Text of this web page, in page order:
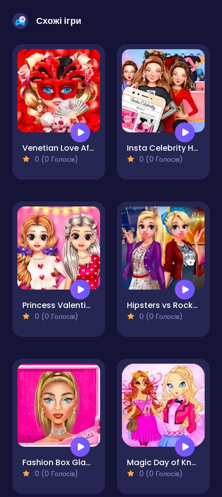
Схожі ігри
Venetian Love Affair
0 (0 Голосів)
Insta Celebrity Hashtag Goals
0 (0 Голосів)
Princess Valentine Preparation
0 (0 Голосів)
Hipsters vs Rockers
0 (0 Голосів)
Fashion Box Glam Diva
0 (0 Голосів)
Magic Day of Knowledge
0 (0 Голосів)